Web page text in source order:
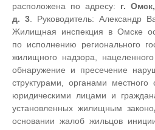
расположена по адресу: г.
д. 3 . Руководитель: Александр
Жилищная инспекция в Омске
по исполнению регионального
жилищного надзора,
обнаружение и пресечение
структурами, органами местного
юридическими лицами и
установленных жилищным
основании жалоб жильцов